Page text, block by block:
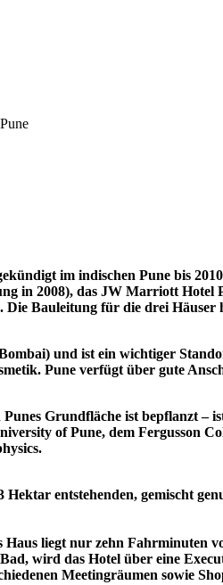
im indischen Pune bis
in 2008), das JW Marriott
Die Bauleitung für die drei Häuser
und ist ein wichtiger
Pune verfügt über gute
Grundfläche ist bepflanzt –
of Pune, dem Fergusson
entstehenden, gemischt
liegt nur zehn Fahrminuten
wird das Hotel über eine
Meetingräumen sowie